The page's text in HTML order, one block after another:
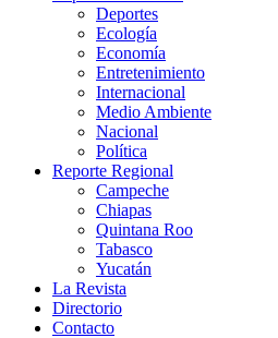
Deportes
Ecología
Economía
Entretenimiento
Internacional
Medio Ambiente
Nacional
Política
Reporte Regional
Campeche
Chiapas
Quintana Roo
Tabasco
Yucatán
La Revista
Directorio
Contacto